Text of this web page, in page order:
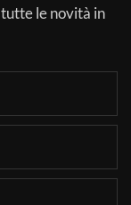
le novità in